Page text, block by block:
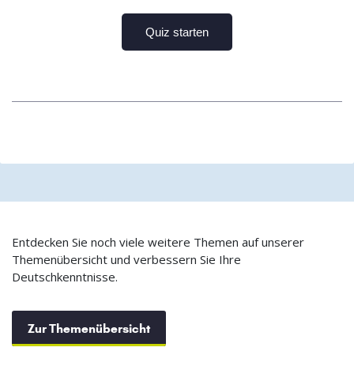
Entdecken Sie noch viele weitere Themen auf unserer
Themenübersicht und verbessern Sie Ihre
Deutschkenntnisse.
Zur Themenübersicht